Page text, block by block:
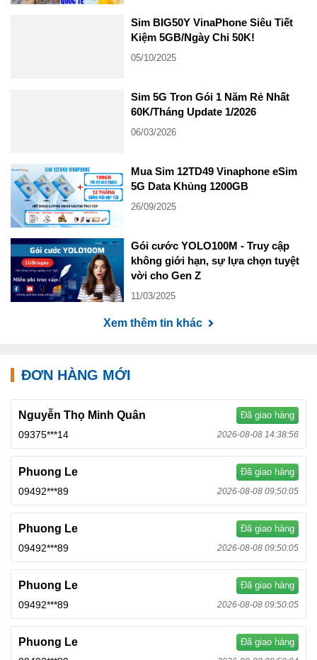
Sim BIG50Y VinaPhone Siêu Tiết
Kiệm 5GB/Ngày Chỉ 50K!
05/10/2025
Sim 5G Tron Gói 1 Năm Rẻ Nhất
60K/Tháng Update 1/2026
06/03/2026
Mua Sim 12TD49 Vinaphone eSim
5G Data Khủng 1200GB
26/09/2025
Gói cước YOLO100M - Truy cập
không giới hạn, sự lựa chọn tuyệt
vời cho Gen Z
11/03/2025
Xem thêm tin khác
ĐƠN HÀNG MỚI
Nguyễn Thọ Minh Quân Đã giao hàng
09375***14 2026-08-08 14:38:56
Phuong Le Đã giao hàng
09492***89 2026-08-08 09:50:05
Phuong Le Đã giao hàng
09492***89 2026-08-08 09:50:05
Phuong Le Đã giao hàng
09492***89 2026-08-08 09:50:05
Phuong Le Đã giao hàng